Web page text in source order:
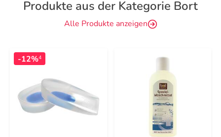
Produkte aus der Kategorie Bort
Alle Produkte anzeigen
-12%4